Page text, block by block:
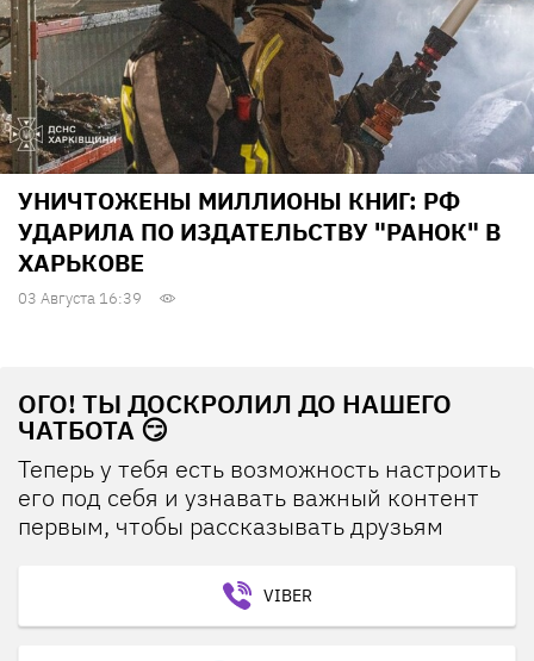
УНИЧТОЖЕНЫ МИЛЛИОНЫ КНИГ: РФ
УДАРИЛА ПО ИЗДАТЕЛЬСТВУ "РАНОК" В
ХАРЬКОВЕ
03 Августа 16:39
ОГО! ТЫ ДОСКРОЛИЛ ДО НАШЕГО
ЧАТБОТА 😏
Теперь у тебя есть возможность настроить
его под себя и узнавать важный контент
первым, чтобы рассказывать друзьям
VIBER